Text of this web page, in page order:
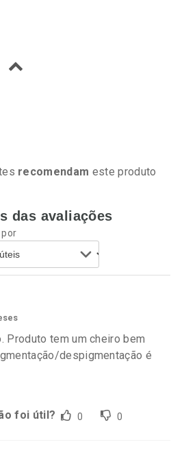
Ativar Desconto
Comprar sem Desconto
Por R$ 55,19/cada
recomendam este produto
das avaliações
por
Produto tem um cheiro bem
despigmentação é
foi útil? 0 0